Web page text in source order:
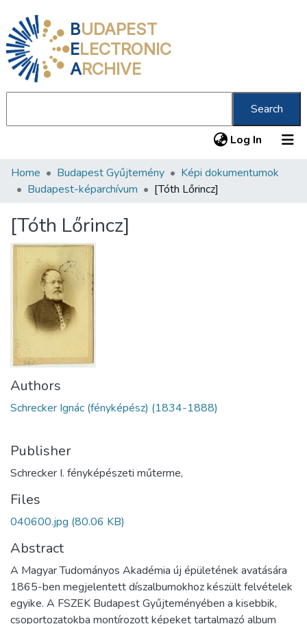
BUDAPEST
ELECTRONIC
ARCHIVE
Search
Log In (current)
Communities & Collections
Statistics
About us
Home Budapest Gyűjtemény
Képi dokumentumok
Budapest-képarchívum
[Tóth Lőrincz]
[Tóth Lőrincz]
Authors
Schrecker Ignác (fényképész) (1834-1888)
Publisher
Schrecker I. fényképészeti műterme,
Files
040600.jpg (80.06 KB)
Abstract
A Magyar Tudományos Akadémia új épületének avatására
1865-ben megjelentett díszalbumokhoz készült felvételek
egyike. A FSZEK Budapest Gyűjteményében a kisebbik,
csoportozatokba montírozott képeket tartalmazó album